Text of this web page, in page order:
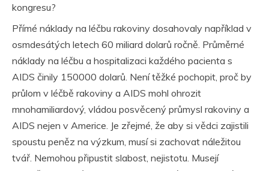
kongresu?
Přímé náklady na léčbu rakoviny dosahovaly například v
osmdesátých letech 60 miliard dolarů ročně. Průměrné
náklady na léčbu a hospitalizaci každého pacienta s
AIDS činily 150000 dolarů. Není těžké pochopit, proč by
průlom v léčbě rakoviny a AIDS mohl ohrozit
mnohamiliardový, vládou posvěcený průmysl rakoviny a
AIDS nejen v Americe. Je zřejmé, že aby si vědci zajistili
spoustu peněz na výzkum, musí si zachovat náležitou
tvář. Nemohou připustit slabost, nejistotu. Musejí